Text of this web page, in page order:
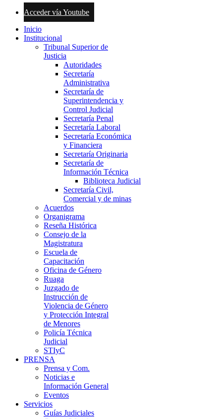
Acceder vía Youtube
Inicio
Institucional
Tribunal Superior de
Justicia
Autoridades
Secretaría
Administrativa
Secretaría de
Superintendencia y
Control Judicial
Secretaría Penal
Secretaría Laboral
Secretaría Económica
y Financiera
Secretaría Originaria
Secretaría de
Información Técnica
Biblioteca Judicial
Secretaría Civil,
Comercial y de minas
Acuerdos
Organigrama
Reseña Histórica
Consejo de la
Magistratura
Escuela de
Capacitación
Oficina de Género
Ruaga
Juzgado de
Instrucción de
Violencia de Género
y Protección Integral
de Menores
Policía Técnica
Judicial
STIyC
PRENSA
Prensa y Com.
Noticias e
Información General
Eventos
Servicios
Guías Judiciales